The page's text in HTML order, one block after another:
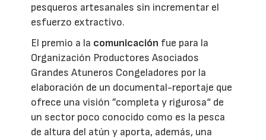
pesqueros artesanales sin incrementar el
esfuerzo extractivo.
El premio a la comunicación fue para la
Organización Productores Asociados
Grandes Atuneros Congeladores por la
elaboración de un documental-reportaje que
ofrece una visión ”completa y rigurosa“ de
un sector poco conocido como es la pesca
de altura del atún y aporta, además, una